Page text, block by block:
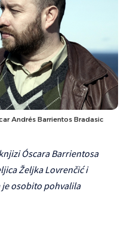
Andrés Barrientos Bradasic
Óscara Barrientosa
Željka Lovrenčić i
je osobito pohvalila